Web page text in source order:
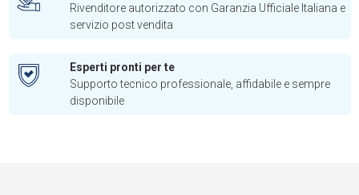
Rivenditore autorizzato con Garanzia Ufficiale Italiana e
servizio post vendita
Esperti pronti per te
Supporto tecnico professionale, affidabile e sempre
disponibile